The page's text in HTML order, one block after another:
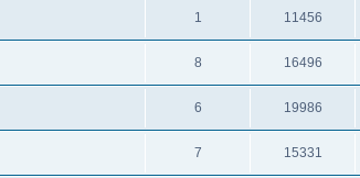
1 11456
8 16496
6 19986
7 15331